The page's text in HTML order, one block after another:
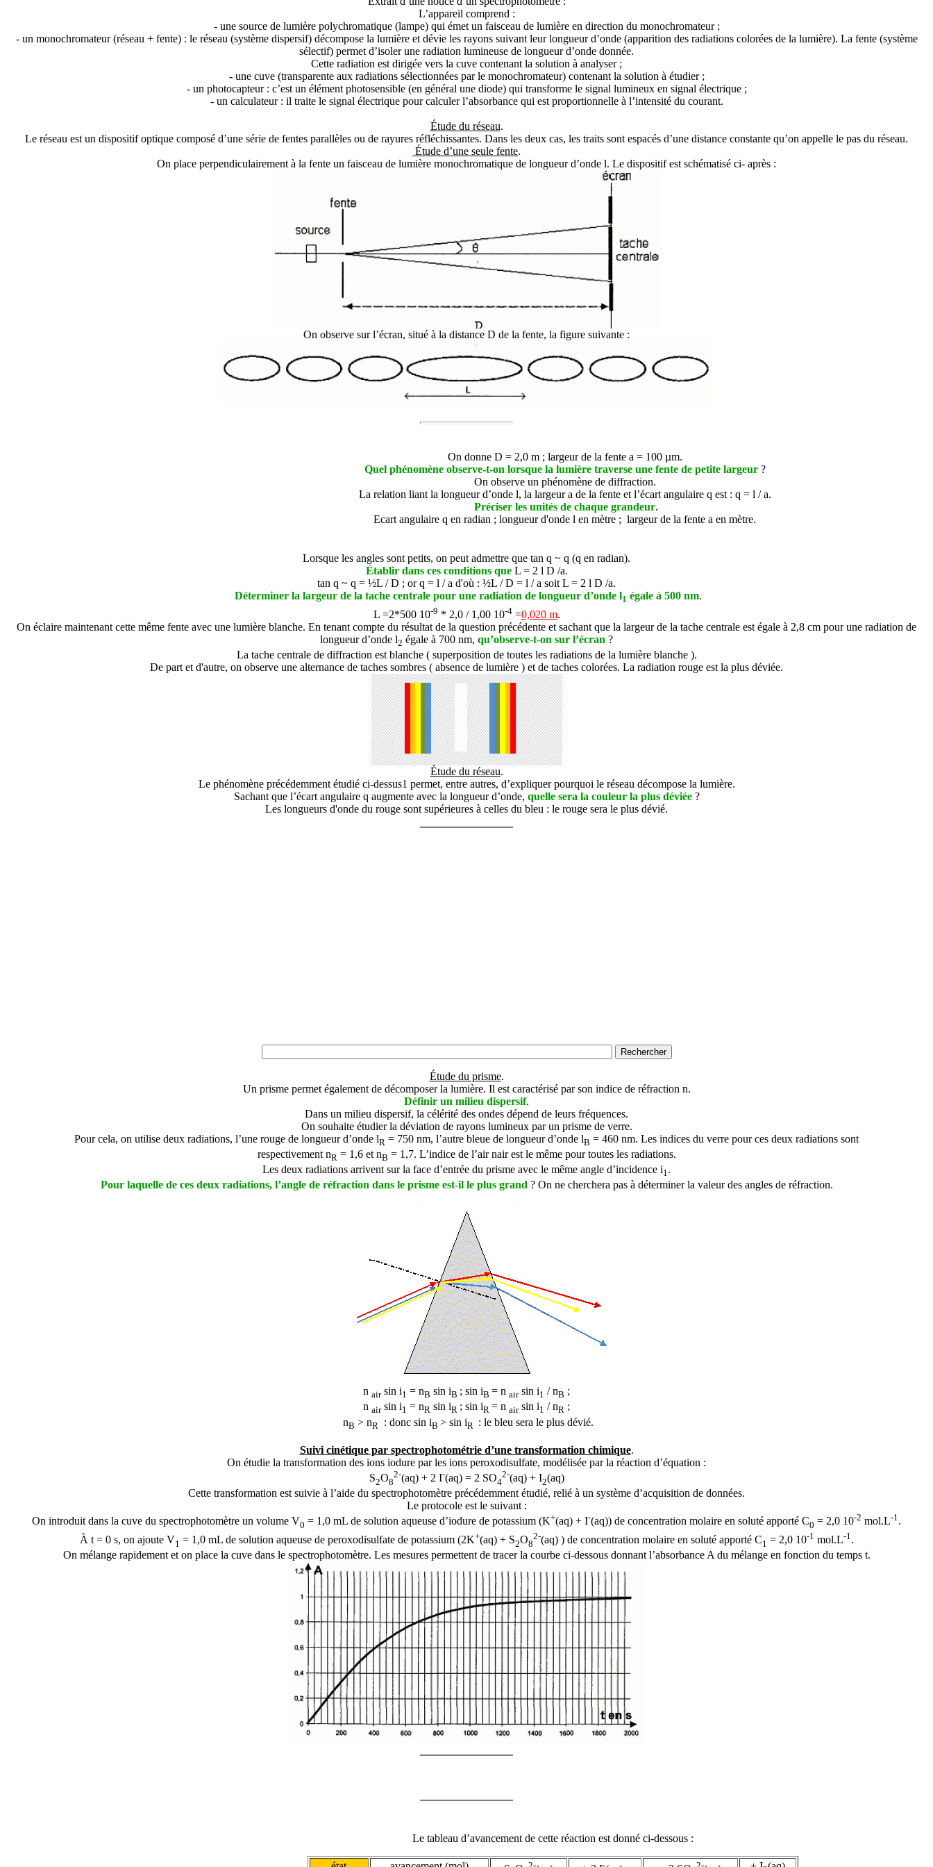
L’appareil comprend :
- une source de lumière polychromatique (lampe) qui émet un faisceau de lumière en direction du monochromateur ;
- un monochromateur (réseau + fente) : le réseau (système dispersif) décompose la lumière et dévie les rayons suivant leur longueur d’onde (apparition des radiations colorées de la lumière). La fente (système
sélectif) permet d’isoler une radiation lumineuse de longueur d’onde donnée.
Cette radiation est dirigée vers la cuve contenant la solution à analyser ;
- une cuve (transparente aux radiations sélectionnées par le monochromateur) contenant la solution à étudier ;
- un photocapteur : c’est un élément photosensible (en général une diode) qui transforme le signal lumineux en signal électrique ;
- un calculateur : il traite le signal électrique pour calculer l’absorbance qui est proportionnelle à l’intensité du courant.
Étude du réseau.
Le réseau est un dispositif optique composé d’une série de fentes parallèles ou de rayures réfléchissantes. Dans les deux cas, les traits sont espacés d’une distance constante qu’on appelle le pas du réseau.
Étude d’une seule fente.
On place perpendiculairement à la fente un faisceau de lumière monochromatique de longueur d’onde l. Le dispositif est schématisé ci- après :
On observe sur l’écran, situé à la distance D de la fente, la figure suivante :
On donne D = 2,0 m ; largeur de la fente a = 100 µm.
Quel phénomène observe-t-on lorsque la lumière traverse une fente de petite largeur ?
On observe un phénomène de diffraction.
La relation liant la longueur d’onde l, la largeur a de la fente et l’écart angulaire q est : q = l / a.
Préciser les unités de chaque grandeur.
Ecart angulaire q en radian ; longueur d'onde l en mètre ; largeur de la fente a en mètre.
Lorsque les angles sont petits, on peut admettre que tan q ~ q (q en radian).
Établir dans ces conditions que L = 2 l D /a.
tan q ~ q = ½L / D ; orq = l / a d'où : ½L / D = l / a soit L = 2 l D /a.
Déterminer la largeur de la tache centrale pour une radiation de longueur d’onde l1 égale à 500 nm.
L =2*500 10-9 * 2,0 / 1,00 10-4=0,020 m.
On éclaire maintenant cette même fente avec une lumière blanche. En tenant compte du résultat de la question précédente et sachant que la largeur de la tache centrale est égale à 2,8 cm pour une radiation de
longueur d’onde l2 égale à 700 nm, qu’observe-t-on sur l’écran ?
La tache centrale de diffraction est blanche ( superposition de toutes les radiations de la lumière blanche ).
De part et d'autre, on observe une alternance de taches sombres ( absence de lumière ) et de taches colorées. La radiation rouge est la plus déviée.
Étude du réseau.
Le phénomène précédemment étudié ci-dessus1 permet, entre autres, d’expliquer pourquoi le réseau décompose la lumière.
Sachant que l’écart angulaire q augmente avec la longueur d’onde, quelle sera la couleur la plus déviée?
Les longueurs d'onde du rouge sont supérieures à celles du bleu : le rouge sera le plus dévié.
Étude du prisme.
Un prisme permet également de décomposer la lumière. Il est caractérisé par son indice de réfraction n.
Définir un milieu dispersif.
Dans un milieu dispersif, la célérité des ondes dépend de leurs fréquences.
On souhaite étudier la déviation de rayons lumineux par un prisme de verre.
Pour cela, on utilise deux radiations, l’une rouge de longueur d’onde lR = 750 nm, l’autre bleue de longueur d’onde lB = 460 nm. Les indices du verre pour ces deux radiations sont
respectivement nR = 1,6 et nB = 1,7. L’indice de l’air nair est le même pour toutes les radiations.
Les deux radiations arrivent sur la face d’entrée du prisme avec le même angle d’incidence i1.
Pour laquelle de ces deux radiations, l’angle de réfraction dans le prisme est-il le plus grand ? On ne cherchera pas à déterminer la valeur des angles de réfraction.
n airsin i1 = nB sin iB ; sin iB = n airsin i1 / nB ;
n airsin i1 = nR sin iR ; sin iR = n airsin i1 / nR ;
nB > nR : donc sin iB > sin iR : le bleu sera le plus dévié.
Suivi cinétique par spectrophotométrie d’une transformation chimique.
On étudie la transformation des ions iodure par les ions peroxodisulfate, modélisée par la réaction d’équation :
S2O8
2-(aq) + 2 I-(aq) = 2 SO4
2-(aq) + I2(aq)
Cette transformation est suivie à l’aide du spectrophotomètre précédemment étudié, relié à un système d’acquisition de données.
Le protocole est le suivant :
On introduit dans la cuve du spectrophotomètre un volume V0 = 1,0 mL de solution aqueuse d’iodure de potassium (K+(aq) + I-(aq)) de concentration molaire en soluté apporté C0 = 2,0 10-2 mol.L-1.
À t = 0 s, on ajoute V1 = 1,0 mL de solution aqueuse de peroxodisulfate de potassium (2K+(aq) + S2O8
2-(aq) ) de concentration molaire en soluté apporté C1 = 2,0 10-1 mol.L-1 .
On mélange rapidement et on place la cuve dans le spectrophotomètre. Les mesures permettent de tracer la courbe ci-dessous donnant l’absorbance A du mélange en fonction du temps t.
Le tableau d’avancement de cette réaction est donné ci-dessous :